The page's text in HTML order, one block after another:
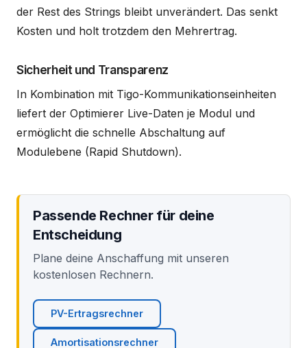
der Rest des Strings bleibt unverändert. Das senkt
Kosten und holt trotzdem den Mehrertrag.
Sicherheit und Transparenz
In Kombination mit Tigo-Kommunikationseinheiten
liefert der Optimierer Live-Daten je Modul und
ermöglicht die schnelle Abschaltung auf
Modulebene (Rapid Shutdown).
Passende Rechner für deine
Entscheidung
Plane deine Anschaffung mit unseren
kostenlosen Rechnern.
PV-Ertragsrechner
Amortisationsrechner